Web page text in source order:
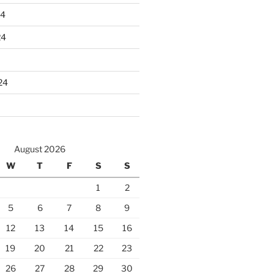
August 2026
W T F S S
1
2
5 6 7 8
9
12 13 14 15
16
19 20 21 22
23
26 27 28 29 30